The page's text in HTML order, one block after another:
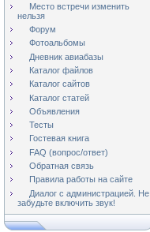
Место встречи изменить
нельзя
Форум
Фотоальбомы
Дневник авиабазы
Каталог файлов
Каталог сайтов
Каталог статей
Объявления
Тесты
Гостевая книга
FAQ (вопрос/ответ)
Обратная связь
Правила работы на сайте
Диалог с администрацией. Не
забудьте включить звук!